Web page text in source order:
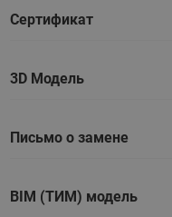
Сертификат
3D Модель
Письмо о замене
BIM (ТИМ) модель